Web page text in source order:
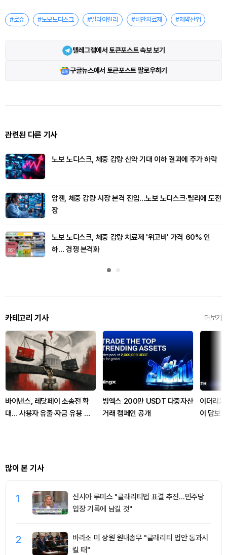
#로슈 #노보노디스크 #일라이릴리 #비만치료제 #제약산업
텔레그램에서 토큰포스트 속보 보기
구글뉴스에서 토큰포스트 팔로우하기
관련된 다른 기사
노보 노디스크, 체중 감량 신약 기대 이하 결과에 주가 하락
암젠, 체중 감량 시장 본격 진입…노보 노디스크·릴리에 도전
장
노보 노디스크, 체중 감량 치료제 '위고비' 가격 60% 인
하… 경쟁 본격화
카테고리 기사 더보기
바이낸스, 레닷페이 소송전 확
대… 사용자 유출·자금 유용 쟁
빙엑스 200만 USDT 다중자산
거래 캠페인 공개
이더리
이 담보
많이 본 기사
1
신시아 루미스 "클래리티법 표결 추진…민주당
입장 기록에 남길 것"
2
바라소 미 상원 원내총무 "클래리티 법안 통과시
킬 때"